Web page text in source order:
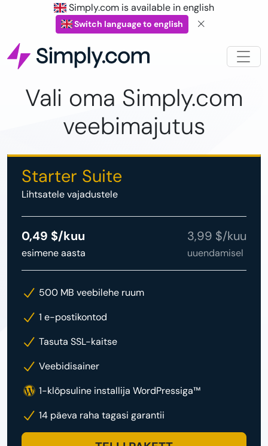
Simply.com is available in english
Switch language to english
Vali oma Simply.com
veebimajutus
Starter Suite
Lihtsatele vajadustele
0,49 $/kuu
esimene aasta
3,99 $/kuu
uuendamisel
500 MB veebilehe ruum
1 e-postikontod
Tasuta SSL-kaitse
Veebidisainer
1-klõpsuline installija WordPressiga™
14 päeva raha tagasi garantii